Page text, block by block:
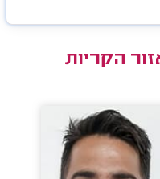
הקריות